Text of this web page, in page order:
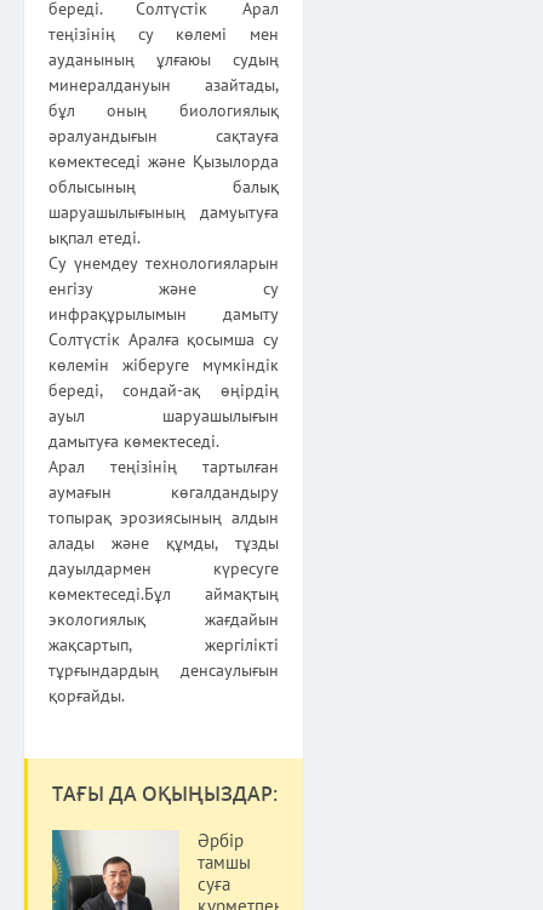
береді. Солтүстік Арал
теңізінің су көлемі мен
ауданының ұлғаюы судың
минералдануын азайтады,
бұл оның биологиялық
әралуандығын сақтауға
көмектеседі және Қызылорда
облысының балық
шаруашылығының дамуытуға
ықпал етеді.
Су үнемдеу технологияларын
енгізу және су
инфрақұрылымын дамыту
Солтүстік Аралға қосымша су
көлемін жіберуге мүмкіндік
береді, сондай-ақ өңірдің
ауыл шаруашылығын
дамытуға көмектеседі.
Арал теңізінің тартылған
аумағын көгалдандыру
топырақ эрозиясының алдын
алады және құмды, тұзды
дауылдармен күресуге
көмектеседі.Бұл аймақтың
экологиялық жағдайын
жақсартып, жергілікті
тұрғындардың денсаулығын
қорғайды.
ТАҒЫ ДА ОҚЫҢЫЗДАР:
Әрбір
тамшы
суға